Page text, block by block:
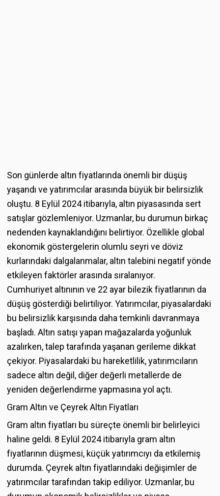
Son günlerde altın fiyatlarında önemli bir düşüş
yaşandı ve yatırımcılar arasında büyük bir belirsizlik
oluştu. 8 Eylül 2024 itibarıyla, altın piyasasında sert
satışlar gözlemleniyor. Uzmanlar, bu durumun birkaç
nedenden kaynaklandığını belirtiyor. Özellikle global
ekonomik göstergelerin olumlu seyri ve döviz
kurlarındaki dalgalanmalar, altın talebini negatif yönde
etkileyen faktörler arasında sıralanıyor.
Cumhuriyet altınının ve 22 ayar bilezik fiyatlarının da
düşüş gösterdiği belirtiliyor. Yatırımcılar, piyasalardaki
bu belirsizlik karşısında daha temkinli davranmaya
başladı. Altın satışı yapan mağazalarda yoğunluk
azalırken, talep tarafında yaşanan gerileme dikkat
çekiyor. Piyasalardaki bu hareketlilik, yatırımcıların
sadece altın değil, diğer değerli metallerde de
yeniden değerlendirme yapmasına yol açtı.
Gram Altın ve Çeyrek Altın Fiyatları
Gram altın fiyatları bu süreçte önemli bir belirleyici
haline geldi. 8 Eylül 2024 itibarıyla gram altın
fiyatlarının düşmesi, küçük yatırımcıyı da etkilemiş
durumda. Çeyrek altın fiyatlarındaki değişimler de
yatırımcılar tarafından takip ediliyor. Uzmanlar, bu